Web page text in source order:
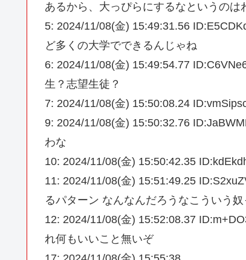
あるから、大っぴらにするなというのは
5: 2024/11/08(金) 15:49:31.56
ど多くの大学でできるんじゃね
6: 2024/11/08(金) 15:49:54.77
生？志望生徒？
7: 2024/11/08(金) 15:50:08.24
9: 2024/11/08(金) 15:50:32.76
わな
10: 2024/11/08(金) 15:50:42.35
11: 2024/11/08(金) 15:51:49.25
るパターン なんなんだろうなこういう
12: 2024/11/08(金) 15:52:08.37
れ何もいいこと無いぞ